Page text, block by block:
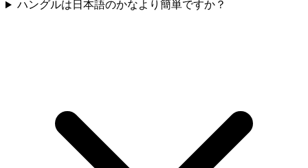
ハングルは日本語のかなより簡単ですか？